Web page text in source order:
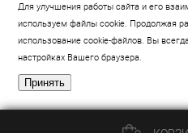
Для улучшения работы сайта и его
используем файлы cookie. Продолжая
использование cookie-файлов. Вы
настройках Вашего браузера.
Принять